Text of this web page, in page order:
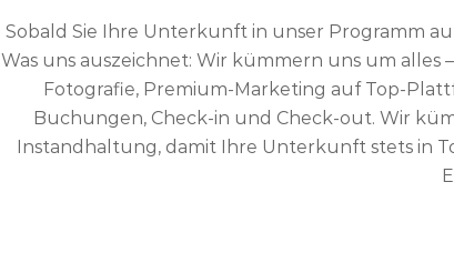
Sobald Sie Ihre Unterkunft in unser Programm
Was uns auszeichnet: Wir kümmern uns um alles
Fotografie, Premium-Marketing auf Top-
Buchungen, Check-in und Check-out. Wir
Instandhaltung, damit Ihre Unterkunft stets in